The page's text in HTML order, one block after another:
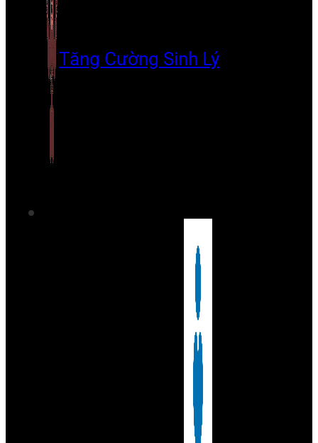
Tăng Cường Sinh Lý